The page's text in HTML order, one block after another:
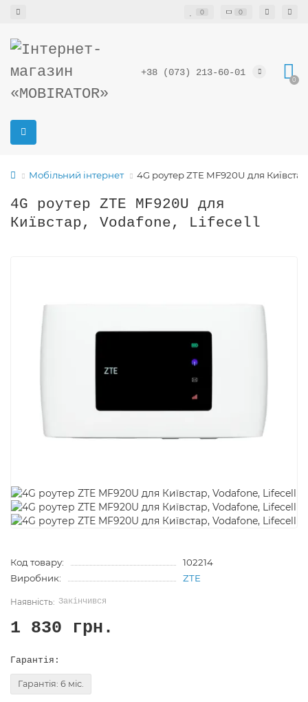
0 0
+38 (073) 213-60-01
0
Мобільний інтернет 4G роутер ZTE MF920U для
4G роутер ZTE MF920U для
Київстар, Vodafone, Lifecell
Код товару:
102214
Виробник:
ZTE
Закінчився
1 830 грн.
Гарантія:
Гарантія: 6 міс.